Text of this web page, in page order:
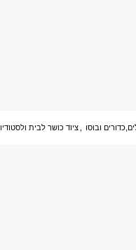
ובוסו ,ציוד כושר לבית ולסטודיו